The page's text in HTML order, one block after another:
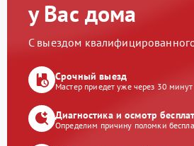
у Вас дома
С выездом
Срочный выезд
Мастер приедет уже через 30 минут
Диагностика и осмотр
Определим причину поломки